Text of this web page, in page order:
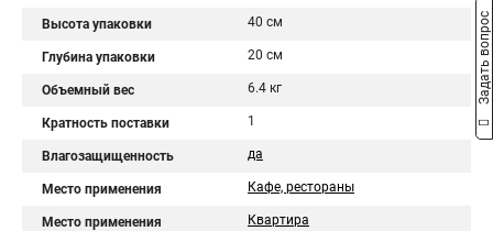
Высота упаковки 40 см
Глубина упаковки 20 см
Объемный вес 6.4 кг
Кратность поставки 1
Влагозащищенность да
Место применения Кафе, рестораны
Место применения Квартира
Задать вопрос